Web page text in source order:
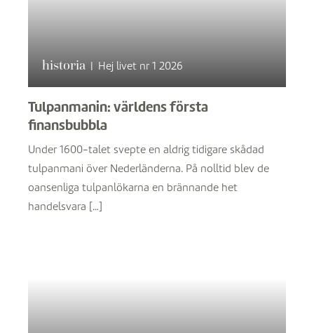
historia | Hej livet nr 1 2026
Tulpanmanin: världens första
finansbubbla
Under 1600-talet svepte en aldrig tidigare skådad
tulpanmani över Nederländerna. På nolltid blev de
oansenliga tulpanlökarna en brännande het
handelsvara […]